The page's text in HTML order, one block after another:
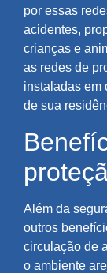
por essas
acidentes,
crianças e
as redes de
instaladas em
de sua
Além da
outros
circulação de
o ambiente